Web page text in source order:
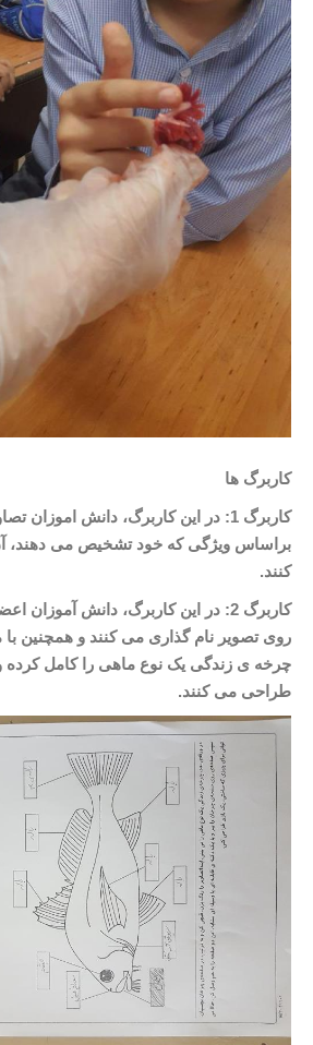
کاربرگ ها
کاربرگ 1: در این کاربرگ، دانش
براساس ویژگی که خود تشخیص می دهند،
کنند.
کاربرگ 2: در این کاربرگ، دانش آموزان
روی تصویر نام گذاری می کنند و همچنین
چرخه ی زندگی یک نوع ماهی را کامل کرده
طراحی می کنند.